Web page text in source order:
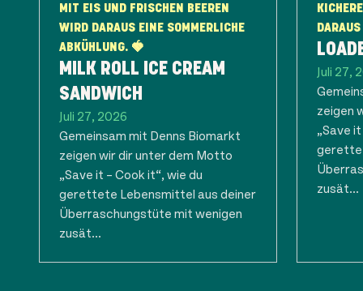
MIT EIS UND FRISCHEN BEEREN
WIRD DARAUS EINE SOMMERLICHE
ABKÜHLUNG. 🍓
MILK ROLL ICE CREAM
SANDWICH
Juli 27, 2026
Gemeinsam mit Denns Biomarkt
zeigen wir dir unter dem Motto
„Save it – Cook it“, wie du
gerettete Lebensmittel aus deiner
Überraschungstüte mit wenigen
zusät...
Juli 27,
zeigen
„Save
zusät...